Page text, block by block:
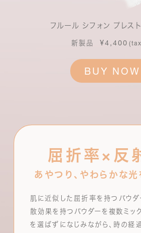
フルール シフォン プレス
新製品 ¥4,400
BUY NOW
屈折率×反
あやつり、やわらかな
肌に近似した屈折率を持つパウダ
散効果を持つパウダーを複数ミッ
を選ばずになじみながら、時の経